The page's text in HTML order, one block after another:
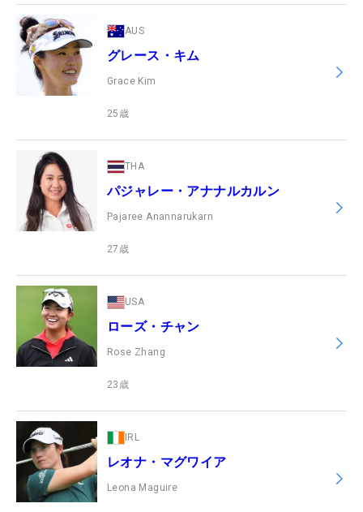
AUS
グレース・キム
Grace Kim
25 歳
THA
パジャレー・アナナルカルン
Pajaree Anannarukarn
27 歳
USA
ローズ・チャン
Rose Zhang
23 歳
IRL
レオナ・マグワイア
Leona Maguire